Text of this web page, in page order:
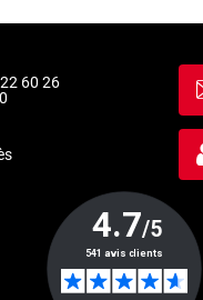
60 26